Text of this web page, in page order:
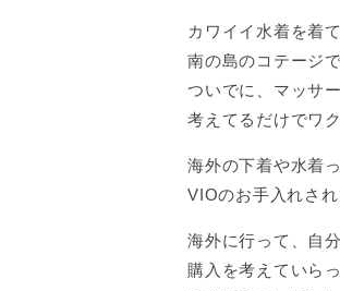
カワイイ水着を着て
南の島のコテージ
ついでに、マッサ
考えてるだけでワ
海外の下着や水着
VIOのお手入れさ
海外に行って、自
購入を考えていら